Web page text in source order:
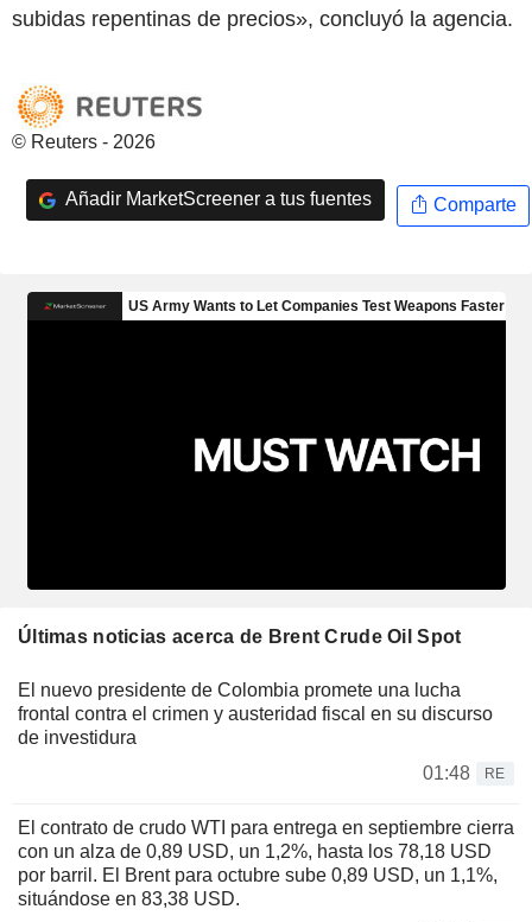
subidas repentinas de precios», concluyó la agencia.
© Reuters - 2026
Añadir MarketScreener a tus fuentes Comparte
Últimas noticias acerca de Brent Crude Oil Spot
El nuevo presidente de Colombia promete una lucha
frontal contra el crimen y austeridad fiscal en su discurso
de investidura
01:48
RE
El contrato de crudo WTI para entrega en septiembre cierra
con un alza de 0,89 USD, un 1,2%, hasta los 78,18 USD
por barril. El Brent para octubre sube 0,89 USD, un 1,1%,
situándose en 83,38 USD.